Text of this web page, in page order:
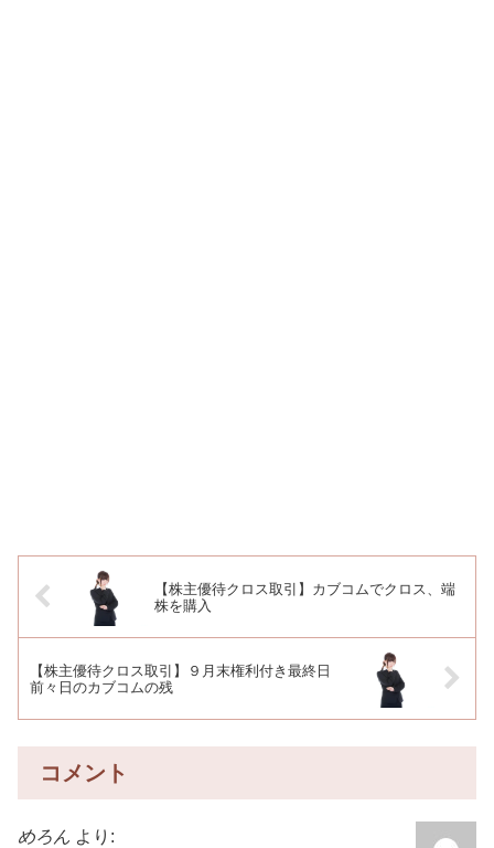
【株主優待クロス取引】カブコムでクロス、端
株を購入
【株主優待クロス取引】９月末権利付き最終日
前々日のカブコムの残
コメント
めろん より: